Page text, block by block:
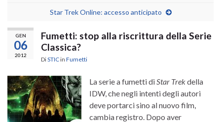
Star Trek Online: accesso anticipato
GEN
06
2012
Fumetti: stop alla riscrittura della Serie
Classica?
DiSTICin Fumetti
La serie a fumetti di Star Trekdella
IDW, che negli intenti degli autori
deve portarci sino al nuovo film,
cambia registro. Dopo aver